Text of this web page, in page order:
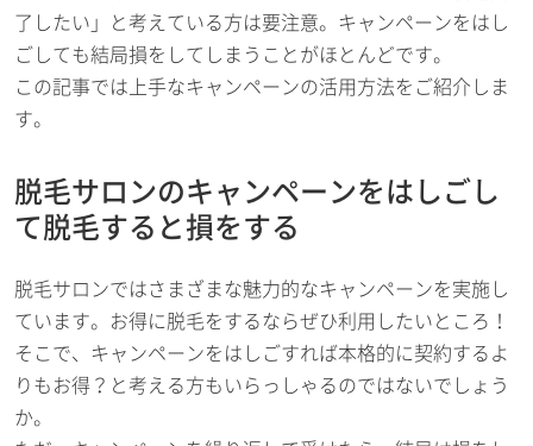
了したい」と考えている方は要注意。キャンペーンをはし
ごしても結局損をしてしまうことがほとんどです。
この記事では上手なキャンペーンの活用方法をご紹介しま
す。
脱毛サロンのキャンペーンをはしごし
て脱毛すると損をする
脱毛サロンではさまざまな魅力的なキャンペーンを実施し
ています。お得に脱毛をするならぜひ利用したいところ！
そこで、キャンペーンをはしごすれば本格的に契約するよ
りもお得？と考える方もいらっしゃるのではないでしょう
か。